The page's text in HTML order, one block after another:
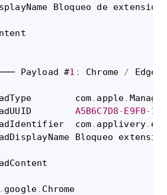
Bloqueo de
Payload #1 : Chrome / Edge
com
. apple.
A5B6C7D8-E9F0-1
com
. applivery.
Bloqueo
google. Chrome